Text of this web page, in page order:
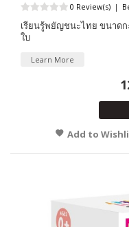
0 Review(s) |
เรียนรู้พยัญชนะไทย ขนาด
ใบ
Learn More
Add to